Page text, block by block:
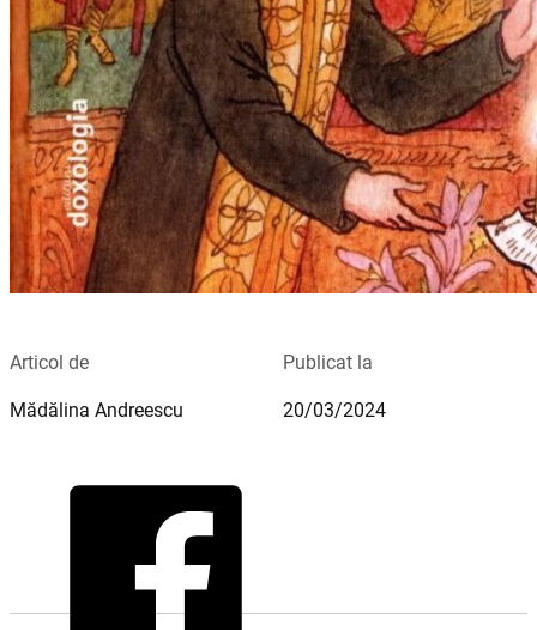
Articol de
Mădălina Andreescu
Publicat la
20/03/2024